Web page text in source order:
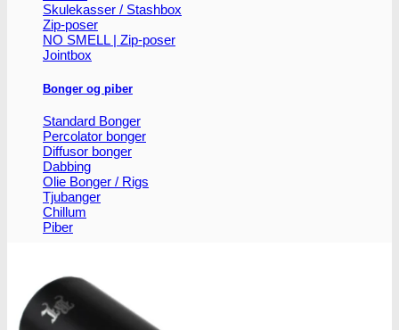
Skulekasser / Stashbox
Zip-poser
NO SMELL | Zip-poser
Jointbox
Bonger og piber
Standard Bonger
Percolator bonger
Diffusor bonger
Dabbing
Olie Bonger / Rigs
Tjubanger
Chillum
Piber
Bonghoveder
Ø17
Ø20